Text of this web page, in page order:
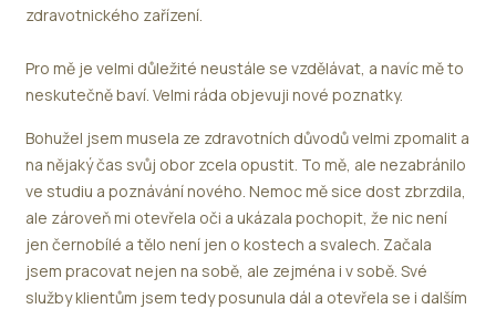
zdravotnického zařízení.
Pro mě je velmi důležité neustále se vzdělávat, a navíc mě to
neskutečně baví. Velmi ráda objevuji nové poznatky.
Bohužel jsem musela ze zdravotních důvodů velmi zpomalit a
na nějaký čas svůj obor zcela opustit. To mě, ale nezabránilo
ve studiu a poznávání nového. Nemoc mě sice dost zbrzdila,
ale zároveň mi otevřela oči a ukázala pochopit, že nic není
jen černobílé a tělo není jen o kostech a svalech. Začala
jsem pracovat nejen na sobě, ale zejména i v sobě. Své
služby klientům jsem tedy posunula dál a otevřela se i dalším